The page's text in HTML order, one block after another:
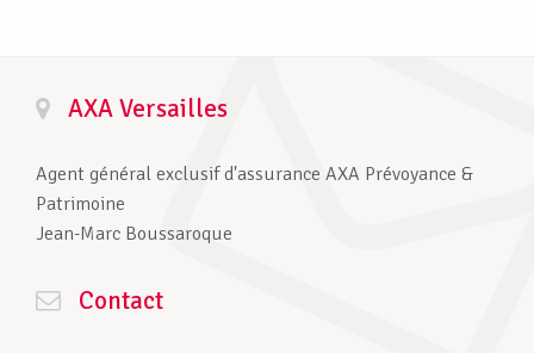
AXA Versailles
Agent général exclusif d'assurance AXA Prévoyance &
Patrimoine
Jean-Marc Boussaroque
Contact